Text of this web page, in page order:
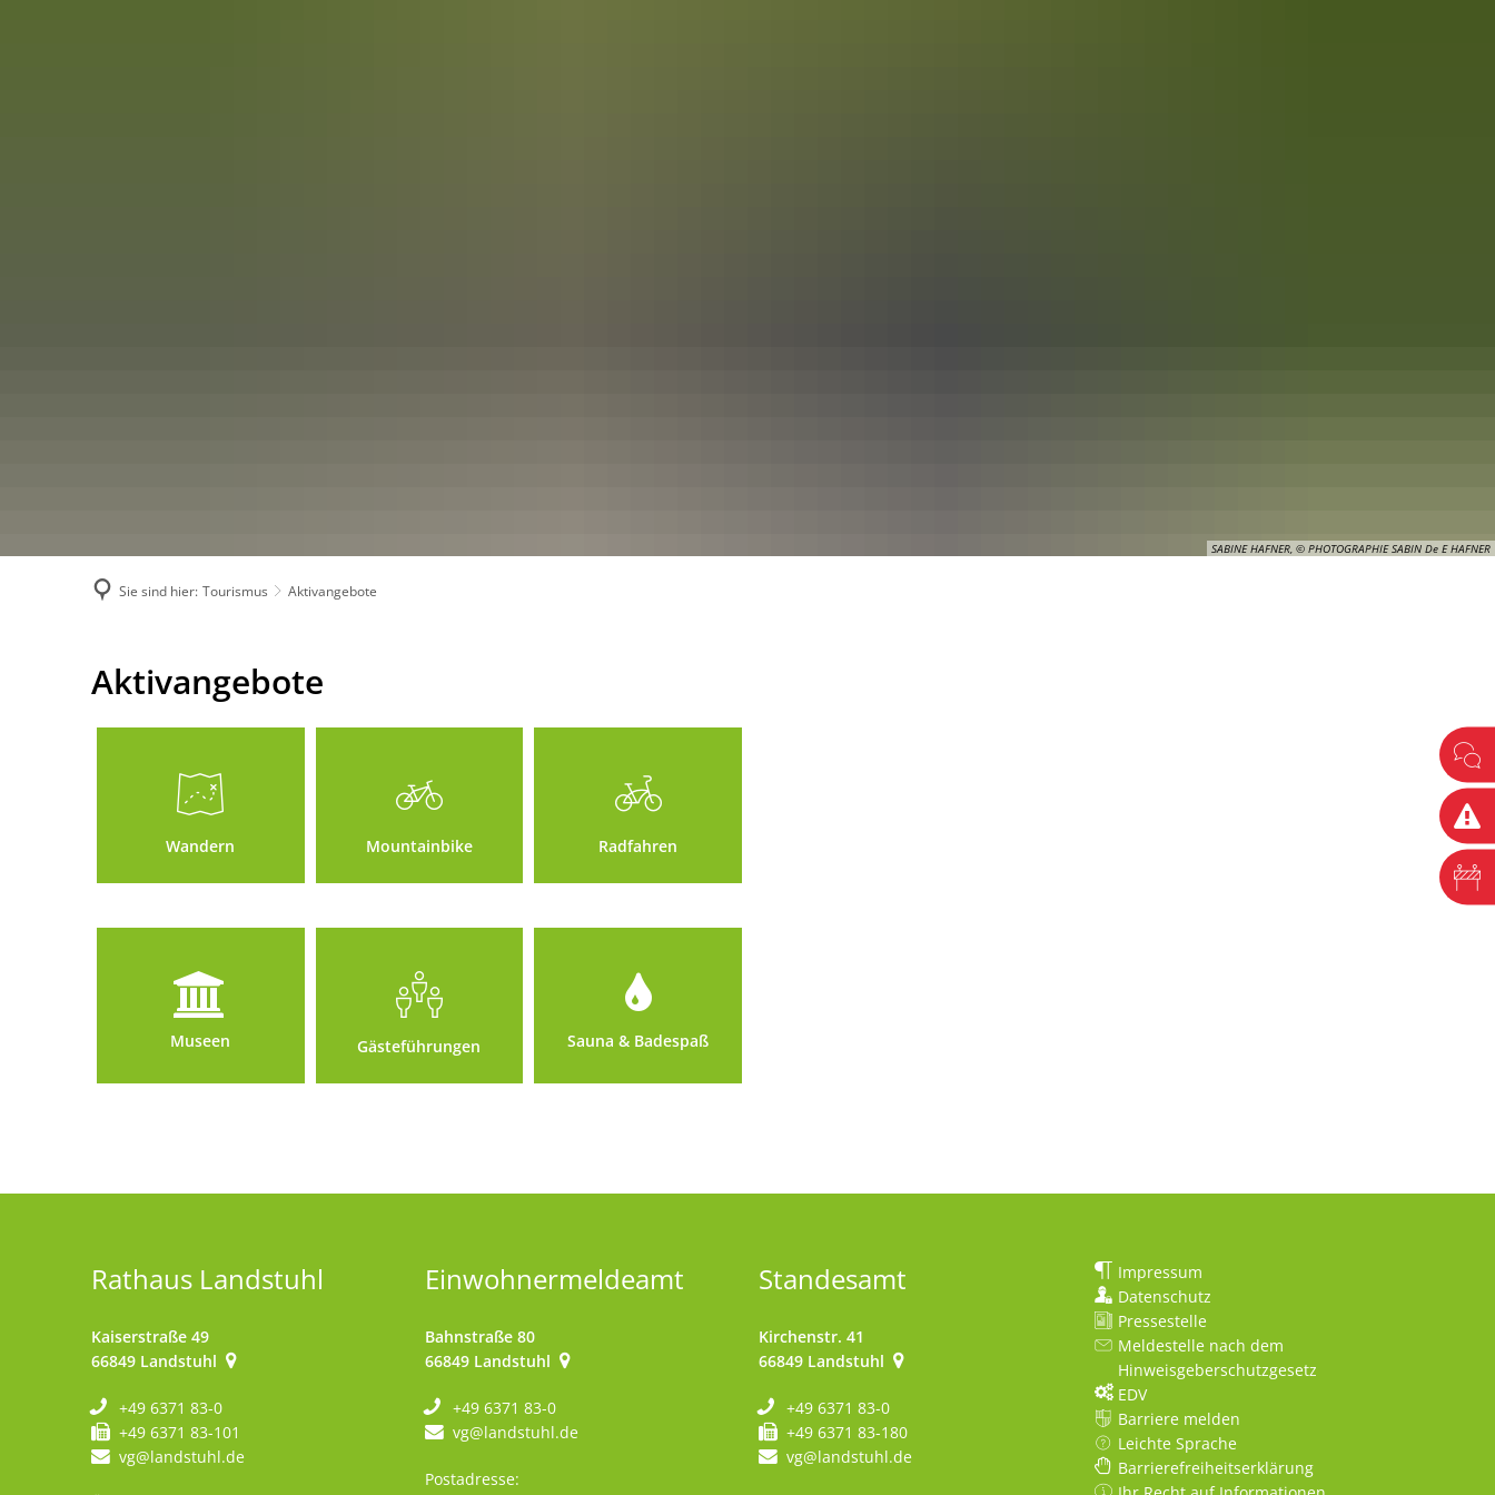
SABINE HAFNER, © PHOTOGRAPHIE SABIN De E HAFNER
Sie sind hier: Tourismus Aktivangebote
Aktivangebote
Aktivangebote
Wandern Mountainbike Radfahren
Museen Gästeführungen Sauna & Badespaß
Rathaus Landstuhl
Kaiserstraße 49
66849 Landstuhl
+49 6371 83-0
+49 6371 83-101
vg@landstuhl.de
Einwohnermeldeamt
Bahnstraße 80
66849 Landstuhl
+49 6371 83-0
vg@landstuhl.de
Postadresse:
Standesamt
Kirchenstr. 41
66849 Landstuhl
+49 6371 83-0
+49 6371 83-180
vg@landstuhl.de
Impressum
Datenschutz
Pressestelle
Meldestelle nach dem
Hinweisgeberschutzgesetz
EDV
Barriere melden
Leichte Sprache
Barrierefreiheitserklärung